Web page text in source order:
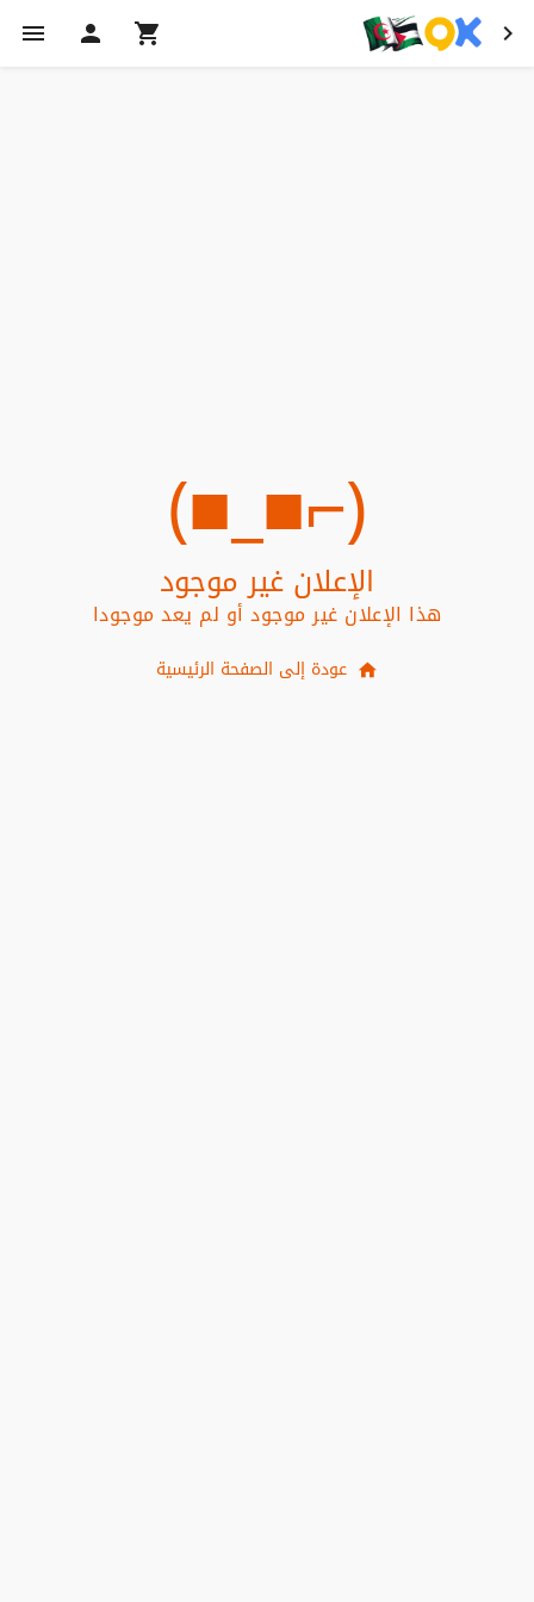
(⌐■_■)
الإعلان غير موجود
هذا الإعلان غير موجود أو لم يعد موجودا
عودة إلى الصفحة الرئيسية